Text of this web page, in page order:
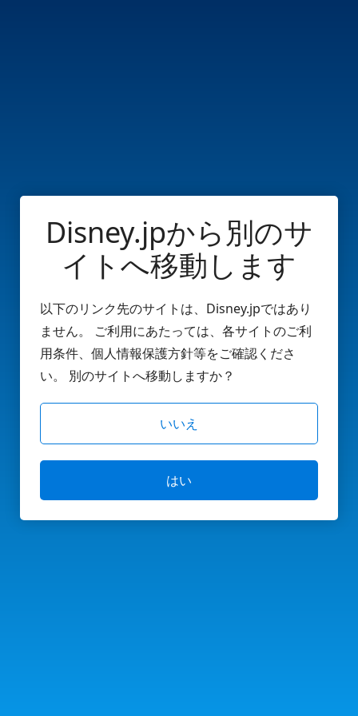
Disney.jpから別のサ
イトへ移動します
以下のリンク先のサイトは、Disney.jpではあり
ません。 ご利用にあたっては、各サイトのご利
用条件、個人情報保護方針等をご確認くださ
い。 別のサイトへ移動しますか？
いいえ
はい